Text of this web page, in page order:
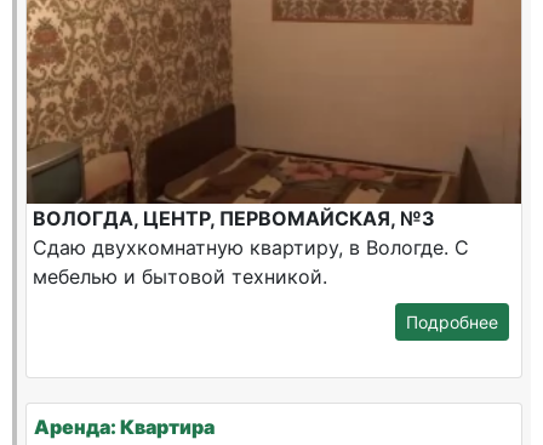
ВОЛОГДА, ЦЕНТР, ПЕРВОМАЙСКАЯ, №3
Сдаю двухкомнатную квартиру, в Вологде. С
мебелью и бытовой техникой.
Подробнее
Аренда: Квартира